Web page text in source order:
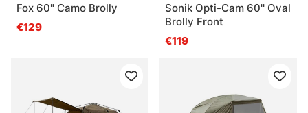
Fox 60" Camo Brolly
€129
Sonik Opti-Cam 60'' Oval
Brolly Front
€119